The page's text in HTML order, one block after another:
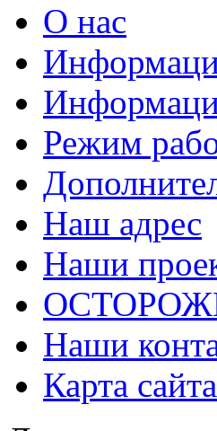
О нас
Режим
Наш адрес
Наши
Наши
Карта сайта